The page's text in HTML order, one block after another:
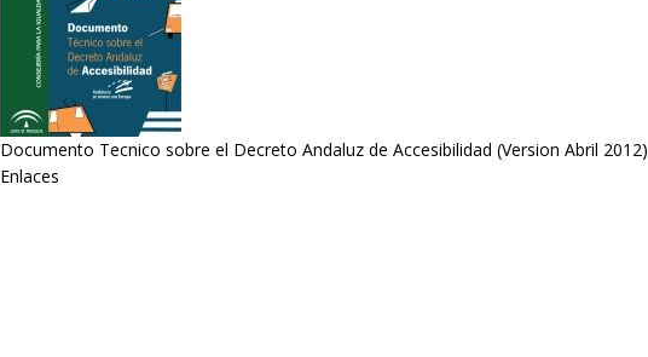
Documento Tecnico sobre el Decreto Andaluz de Accesibilidad (Version Abril 2012)
Enlaces